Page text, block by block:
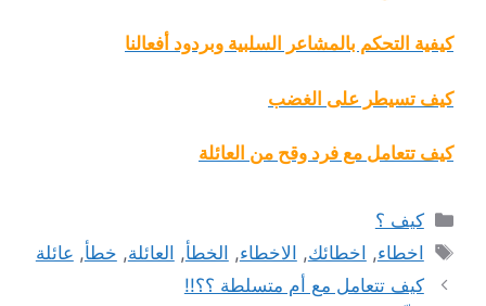
كيفية التحكم بالمشاعر السلبية وبردود أفعالنا
كيف تسيطر على الغضب
كيف تتعامل مع فرد وقح من العائلة
التصنيفات
كيف ؟
الوسوم
اخطاء, اخطائك, الاخطاء, الخطأ, العائلة, خطأ, عائلة
كيف تتعامل مع أم متسلطة ؟؟!!